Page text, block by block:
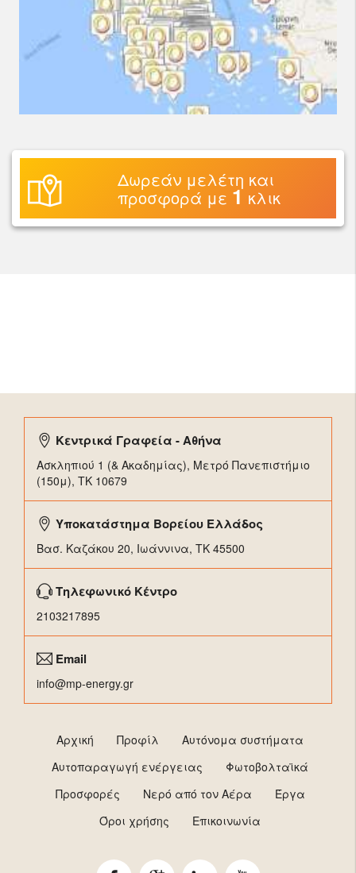
Δωρεάν μελέτη και
προσφορά με 1 κλικ
Κεντρικά Γραφεία - Αθήνα
Ασκληπιού 1 (& Ακαδημίας), Μετρό Πανεπιστήμιο
(150μ), TK 10679
Υποκατάστημα Βορείου Ελλάδος
Βασ. Καζάκου 20, Ιωάννινα, ΤΚ 45500
Τηλεφωνικό Κέντρο
2103217895
Email
info@mp-energy.gr
Αρχική Προφίλ
Αυτόνομα συστήματα
Αυτοπαραγωγή ενέργειας
Φωτοβολταϊκά
Προσφορές
Νερό από τον Αέρα
Έργα
Όροι χρήσης
Επικοινωνία